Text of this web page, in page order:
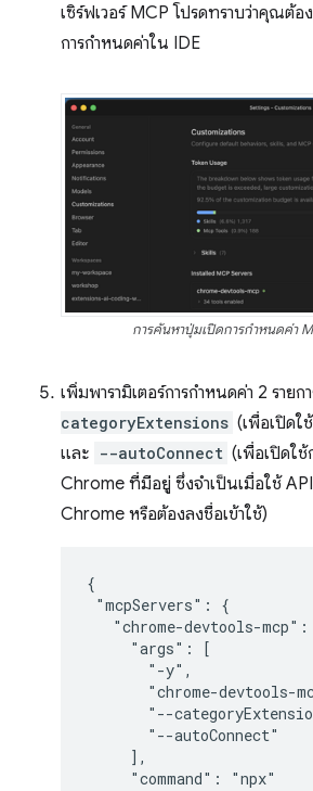
เซิร์ฟเวอร์ MCP โปรดทราบว่าคุณต้อ
การกำหนดค่าใน IDE
การค้นหาปุ่มเปิดการกำหนดค่า
เพิ่มพารามิเตอร์การกำหนดค่า 2 รายก
categoryExtensions (เพื่อเปิดใ
และ --autoConnect (เพื่อเปิดใ
Chrome ที่มีอยู่ ซึ่งจำเป็นเมื่อใช้
Chrome หรือต้องลงชื่อเข้าใช้)
{
"mcpServers": {
"chrome-devtools-mcp":
     "args": [
       "-y",
"chrome-devtools-
"--
       "--autoConnect"
     ],
     "command": "npx"